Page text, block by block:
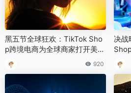
黑五节全球狂欢：TikTok Sho
p跨境电商为全球商家打开美国
市场大门
920
决战
秘！